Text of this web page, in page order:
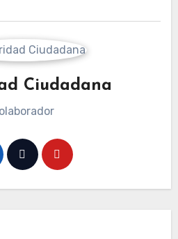
Ciudadana